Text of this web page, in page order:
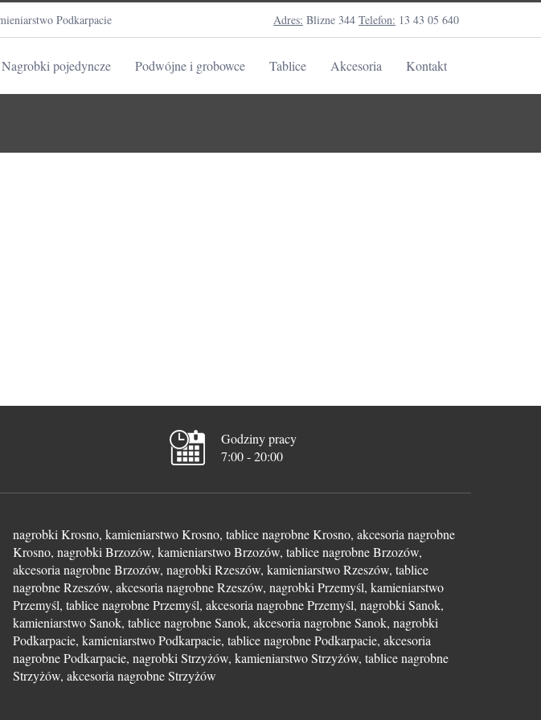
Podkarpacie Adres: Blizne 344 Telefon: 13 43 05 640
Nagrobki pojedyncze Podwójne i grobowce Tablice Akcesoria Kontakt
Godziny pracy
7:00 - 20:00
nagrobki Krosno, kamieniarstwo Krosno, tablice nagrobne Krosno, akcesoria nagrobne
Krosno, nagrobki Brzozów, kamieniarstwo Brzozów, tablice nagrobne Brzozów,
akcesoria nagrobne Brzozów, nagrobki Rzeszów, kamieniarstwo Rzeszów, tablice
nagrobne Rzeszów, akcesoria nagrobne Rzeszów, nagrobki Przemyśl, kamieniarstwo
Przemyśl, tablice nagrobne Przemyśl, akcesoria nagrobne Przemyśl, nagrobki Sanok,
kamieniarstwo Sanok, tablice nagrobne Sanok, akcesoria nagrobne Sanok, nagrobki
Podkarpacie, kamieniarstwo Podkarpacie, tablice nagrobne Podkarpacie, akcesoria
nagrobne Podkarpacie, nagrobki Strzyżów, kamieniarstwo Strzyżów, tablice nagrobne
Strzyżów, akcesoria nagrobne Strzyżów